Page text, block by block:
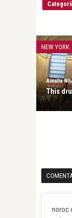
NEW YORK
Amalia
This
noroc